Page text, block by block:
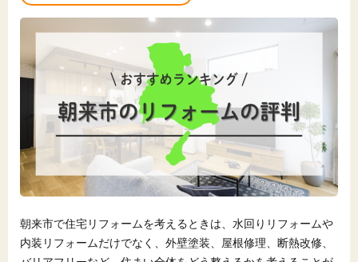
朝来市で住宅リフォームを考えるときは、水回りリフォームや
内装リフォームだけでなく、外壁塗装、屋根修理、断熱改修、